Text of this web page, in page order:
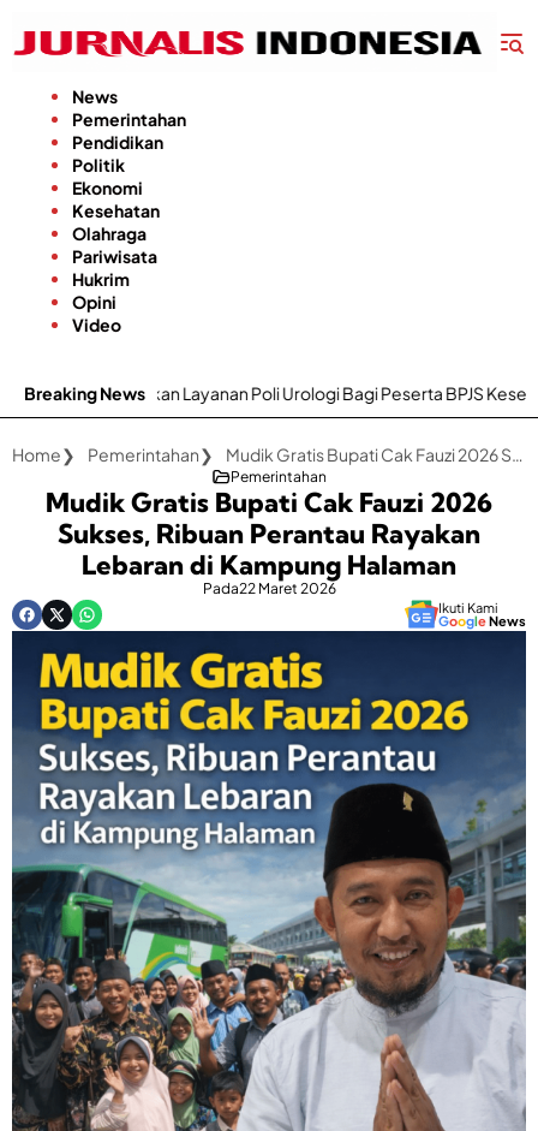
konten
News
Pemerintahan
Pendidikan
Politik
Ekonomi
Kesehatan
Olahraga
Pariwisata
Hukrim
Opini
Video
Breaking News
Layanan Poli Urologi Bagi Peserta BPJS Kesehatan
Home Pemerintahan Mudik Gratis Bupati Cak Fauzi 2026 Sukses, Ribuan Perantau Rayakan Lebaran di Kampung Halaman
Pemerintahan
Mudik Gratis Bupati Cak Fauzi 2026
Sukses, Ribuan Perantau Rayakan
Lebaran di Kampung Halaman
Pada22 Maret 2026
Ikuti Kami
GoogleNews